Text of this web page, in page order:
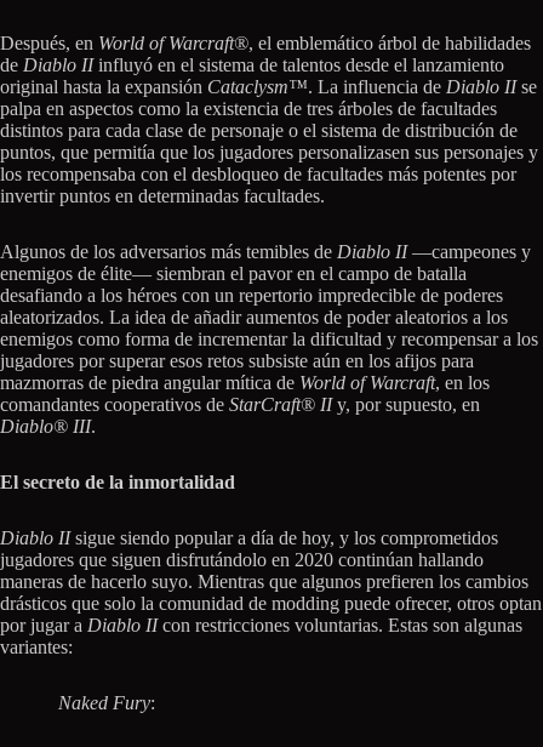
Después, en World of Warcraft®, el emblemático árbol de habilidades
de Diablo IIinfluyó en el sistema de talentos desde el lanzamiento
original hasta la expansión Cataclysm™. La influencia de Diablo IIse
palpa en aspectos como la existencia de tres árboles de facultades
distintos para cada clase de personaje o el sistema de distribución de
puntos, que permitía que los jugadores personalizasen sus personajes y
los recompensaba con el desbloqueo de facultades más potentes por
invertir puntos en determinadas facultades.
Algunos de los adversarios más temibles de Diablo II—campeones y
enemigos de élite— siembran el pavor en el campo de batalla
desafiando a los héroes con un repertorio impredecible de poderes
aleatorizados. La idea de añadir aumentos de poder aleatorios a los
enemigos como forma de incrementar la dificultad y recompensar a los
jugadores por superar esos retos subsiste aún en los afijos para
mazmorras de piedra angular mítica de World of Warcraft, en los
comandantes cooperativos de StarCraft® IIy, por supuesto, en
Diablo® III.
El secreto de la inmortalidad
Diablo IIsigue siendo popular a día de hoy, y los comprometidos
jugadores que siguen disfrutándolo en 2020 continúan hallando
maneras de hacerlo suyo. Mientras que algunos prefieren los cambios
drásticos que solo la comunidad de modding puede ofrecer, otros optan
por jugar a Diablo IIcon restricciones voluntarias. Estas son algunas
variantes:
Naked Fury: